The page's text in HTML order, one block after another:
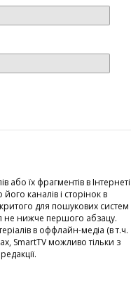
або їх фрагментів в Інтернеті
каналів і сторінок в
для пошукових систем
не нижче першого абзацу.
в оффлайн-медіа (в т.ч.
SmartTV можливо тільки з